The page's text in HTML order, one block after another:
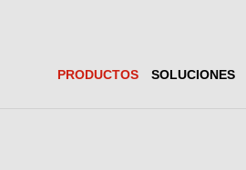
PRODUCTOS SOLUCIONES